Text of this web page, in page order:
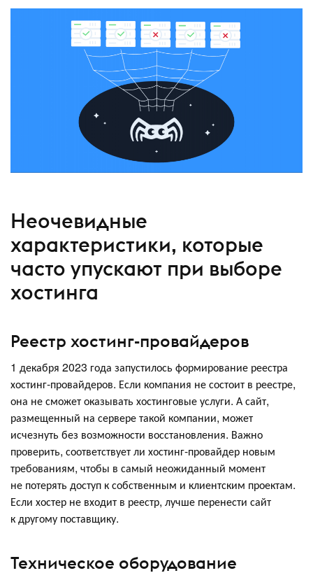
Неочевидные
характеристики, которые
часто упускают при выборе
хостинга
Реестр хостинг-провайдеров
1 декабря 2023 года запустилось формирование реестра
хостинг-провайдеров. Если компания не состоит в реестре,
она не сможет оказывать хостинговые услуги. А сайт,
размещенный на сервере такой компании, может
исчезнуть без возможности восстановления. Важно
проверить, соответствует ли хостинг-провайдер новым
требованиям, чтобы в самый неожиданный момент
не потерять доступ к собственным и клиентским проектам.
Если хостер не входит в реестр, лучше перенести сайт
к другому поставщику.
Техническое оборудование